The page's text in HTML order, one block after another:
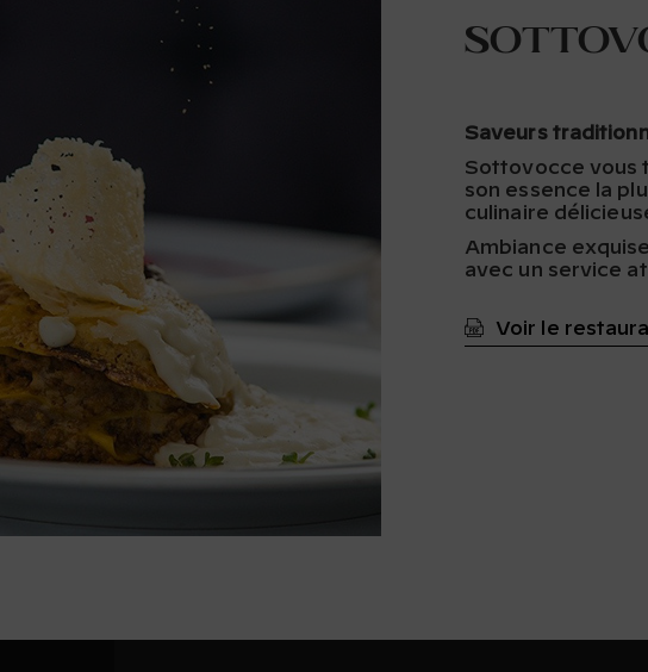
Saveurs
Sottovocce vous
son essence la
culinaire
Ambiance
avec un service
Voir le